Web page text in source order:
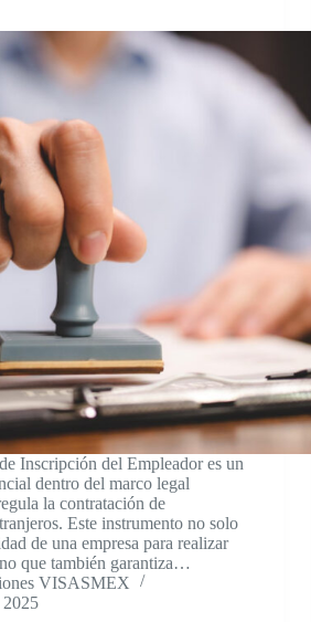
Inscripción del Empleador es un
dentro del marco legal
la contratación de
Este instrumento no solo
de una empresa para realizar
que también garantiza…
VISASMEX
2025